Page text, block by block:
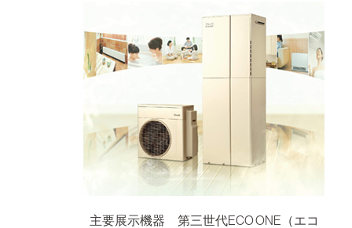
主要展示機器 第三世代ECO ONE（エコ